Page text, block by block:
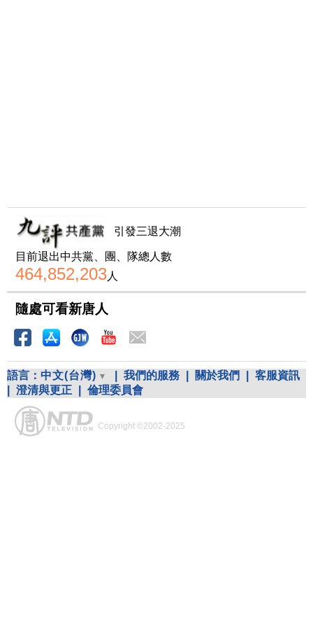
引發三退大潮
目前退出中共黨、團、隊總人數
464,852,203人
隨處可看新唐人
語言： 中文(台灣) 我們的服務 關於我們
客服資訊
澄清與更正 倫理委員會
Copyright ©2002-2025